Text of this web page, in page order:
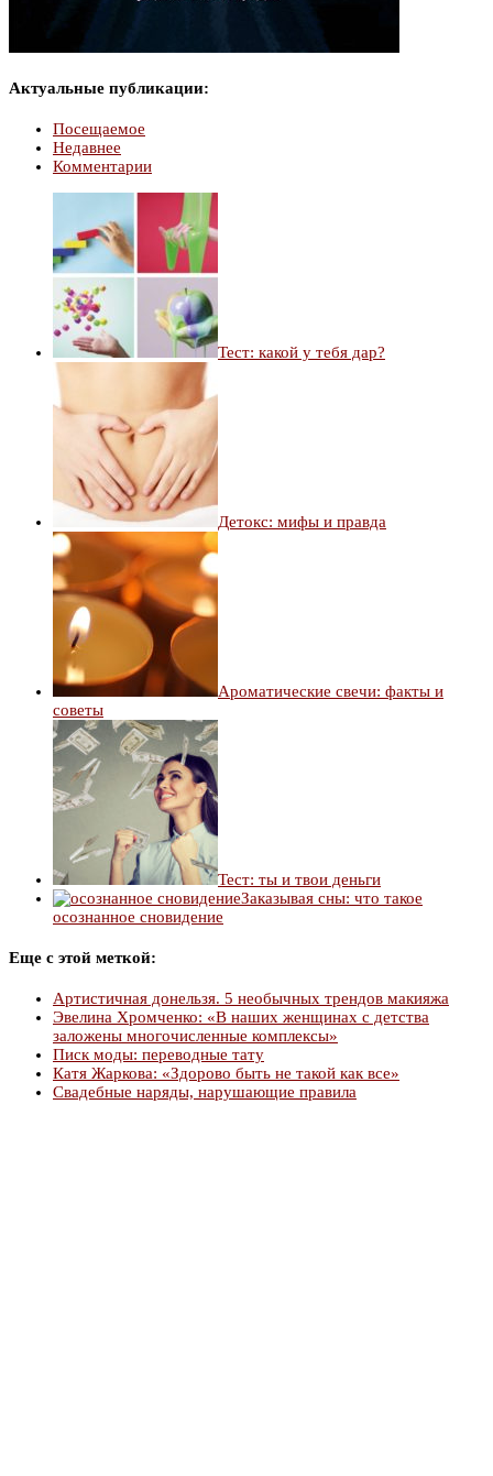
Актуальные публикации:
Посещаемое
Недавнее
Комментарии
Тест: какой у тебя дар?
Детокс: мифы и правда
Ароматические свечи: факты и
советы
Тест: ты и твои деньги
Заказывая сны: что такое
осознанное сновидение
Еще с этой меткой:
Артистичная донельзя. 5 необычных трендов макияжа
Эвелина Хромченко: «В наших женщинах с детства
заложены многочисленные комплексы»
Писк моды: переводные тату
Катя Жаркова: «Здорово быть не такой как все»
Свадебные наряды, нарушающие правила